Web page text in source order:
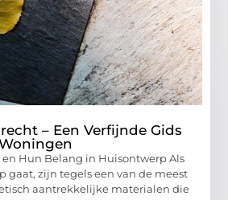
– Een Verfijnde Gids
Hun Belang in Huisontwerp Als
gaat, zijn tegels een van de meest
aantrekkelijke materialen die